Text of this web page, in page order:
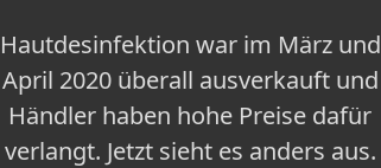
Hautdesinfektion war im März und
April 2020 überall ausverkauft und
Händler haben hohe Preise dafür
verlangt. Jetzt sieht es anders aus.